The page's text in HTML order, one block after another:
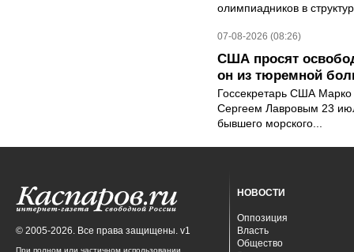
олимпиадников в
07-08-2026 (08:26)
США просят
он из тюремной
Госсекретарь США
Сергеем Лавровым 23
бывшего морского...
© 2005-2026. Все права защищены. v1
При полном или частичном использовании
НОВОСТИ
Оппозиция
Власть
Общество